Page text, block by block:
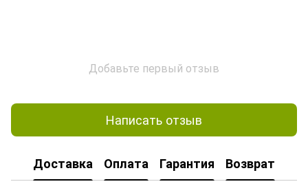
Добавьте первый отзыв
Написать отзыв
Доставка Оплата Гарантия Возврат